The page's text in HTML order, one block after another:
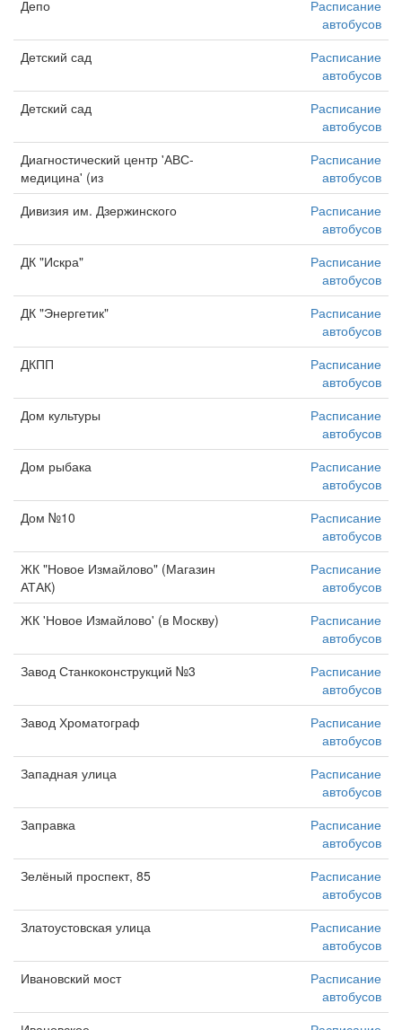
Депо
Расписание
автобусов
Детский сад
Расписание
автобусов
Детский сад
Расписание
автобусов
Диагностический центр 'АВС-
медицина' (из
Расписание
автобусов
Дивизия им. Дзержинского
Расписание
автобусов
ДК "Искра"
Расписание
автобусов
ДК "Энергетик"
Расписание
автобусов
ДКПП
Расписание
автобусов
Дом культуры
Расписание
автобусов
Дом рыбака
Расписание
автобусов
Дом №10
Расписание
автобусов
ЖК "Новое Измайлово" (Магазин
АТАК)
Расписание
автобусов
ЖК 'Новое Измайлово' (в Москву)
Расписание
автобусов
Завод Станкоконструкций №3
Расписание
автобусов
Завод Хроматограф
Расписание
автобусов
Западная улица
Расписание
автобусов
Заправка
Расписание
автобусов
Зелёный проспект, 85
Расписание
автобусов
Златоустовская улица
Расписание
автобусов
Ивановский мост
Расписание
автобусов